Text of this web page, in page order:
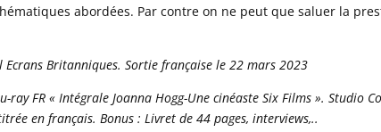
abordées. Par contre on ne peut que saluer la
Ecrans Britanniques. Sortie française le 22 mars 2023
ray FR « Intégrale Joanna Hogg-Une cinéaste Six Films ». Studio
en français. Bonus : Livret de 44 pages, interviews,..